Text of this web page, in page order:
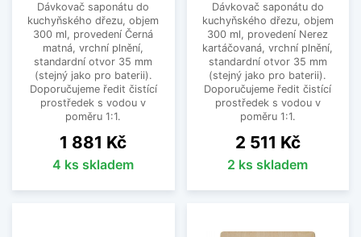
Dávkovač saponátu do
kuchyňského dřezu, objem
300 ml, provedení Černá
matná, vrchní plnění,
standardní otvor 35 mm
(stejný jako pro baterii).
Doporučujeme ředit čistící
prostředek s vodou v
poměru 1:1.
Cena
1 881 Kč
4 ks skladem
Dávkovač saponátu do
kuchyňského dřezu, objem
300 ml, provedení Nerez
kartáčovaná, vrchní plnění,
standardní otvor 35 mm
(stejný jako pro baterii).
Doporučujeme ředit čistící
prostředek s vodou v
poměru 1:1.
Cena
2 511 Kč
2 ks skladem